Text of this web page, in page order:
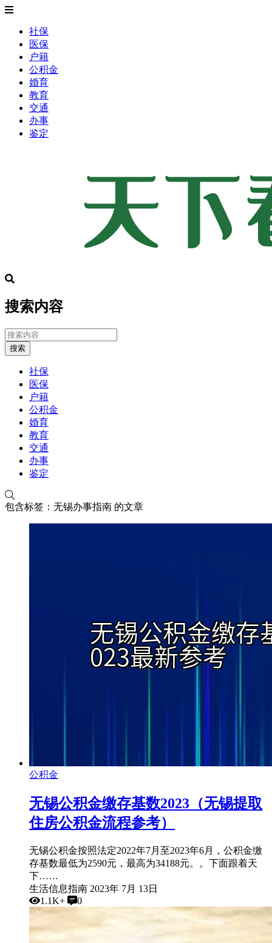
社保
医保
户籍
公积金
婚育
教育
交通
办事
鉴定
搜索内容
搜索
社保
医保
户籍
公积金
婚育
教育
交通
办事
鉴定
包含标签：无锡办事指南 的文章
公积金
无锡公积金缴存基数2023（无锡提取
住房公积金流程参考）
无锡公积金按照法定2022年7月至2023年6月，公积金缴
存基数最低为2590元，最高为34188元。。下面跟着天
下……
生活信息指南 2023年 7月 13日
1.1K+
0